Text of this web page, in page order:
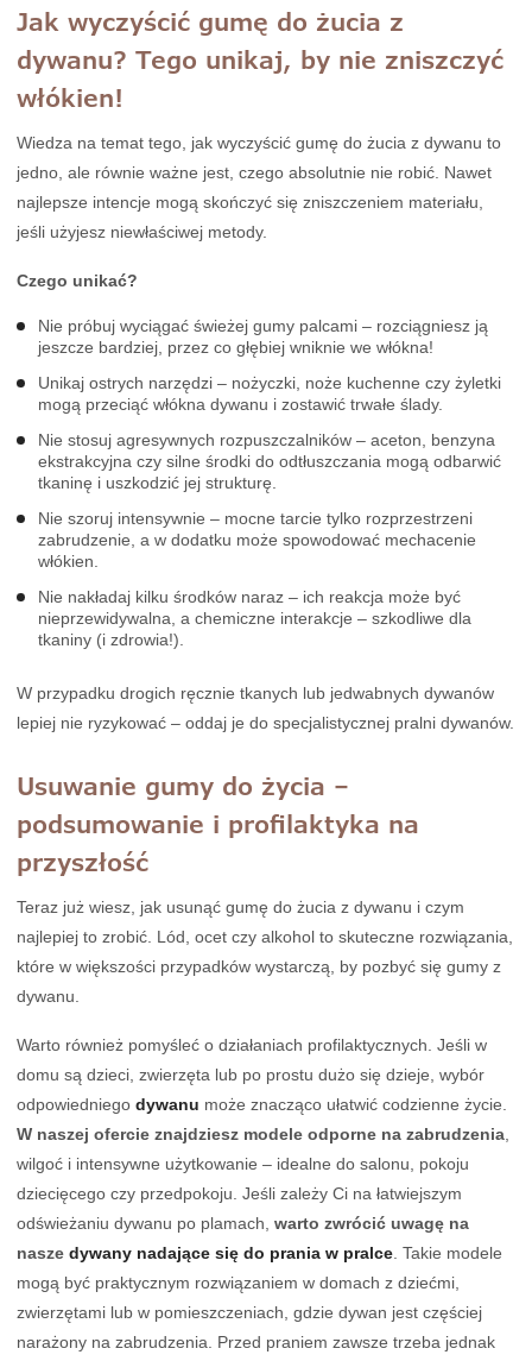
Jak wyczyścić gumę do żucia z
dywanu? Tego unikaj, by nie zniszczyć
włókien!
Wiedza na temat tego, jak wyczyścić gumę do żucia z dywanu to
jedno, ale równie ważne jest, czego absolutnie nie robić. Nawet
najlepsze intencje mogą skończyć się zniszczeniem materiału,
jeśli użyjesz niewłaściwej metody.
Czego unikać?
Nie próbuj wyciągać świeżej gumy palcami – rozciągniesz ją
jeszcze bardziej, przez co głębiej wniknie we włókna!
Unikaj ostrych narzędzi – nożyczki, noże kuchenne czy żyletki
mogą przeciąć włókna dywanu i zostawić trwałe ślady.
Nie stosuj agresywnych rozpuszczalników – aceton, benzyna
ekstrakcyjna czy silne środki do odtłuszczania mogą odbarwić
tkaninę i uszkodzić jej strukturę.
Nie szoruj intensywnie – mocne tarcie tylko rozprzestrzeni
zabrudzenie, a w dodatku może spowodować mechacenie
włókien.
Nie nakładaj kilku środków naraz – ich reakcja może być
nieprzewidywalna, a chemiczne interakcje – szkodliwe dla
tkaniny (i zdrowia!).
W przypadku drogich ręcznie tkanych lub jedwabnych dywanów
lepiej nie ryzykować – oddaj je do specjalistycznej pralni dywanów.
Usuwanie gumy do życia –
podsumowanie i profilaktyka na
przyszłość
Teraz już wiesz, jak usunąć gumę do żucia z dywanu i czym
najlepiej to zrobić. Lód, ocet czy alkohol to skuteczne rozwiązania,
które w większości przypadków wystarczą, by pozbyć się gumy z
dywanu.
Warto również pomyśleć o działaniach profilaktycznych. Jeśli w
domu są dzieci, zwierzęta lub po prostu dużo się dzieje, wybór
odpowiedniego dywanu może znacząco ułatwić codzienne życie.
W naszej ofercie znajdziesz modele odporne na zabrudzenia
wilgoć i intensywne użytkowanie – idealne do salonu, pokoju
dziecięcego czy przedpokoju. Jeśli zależy Ci na łatwiejszym
odświeżaniu dywanu po plamach, warto zwrócić uwagę na
nasze dywany nadające się do prania w pralce . Takie modele
mogą być praktycznym rozwiązaniem w domach z dziećmi,
zwierzętami lub w pomieszczeniach, gdzie dywan jest częściej
narażony na zabrudzenia. Przed praniem zawsze trzeba jednak